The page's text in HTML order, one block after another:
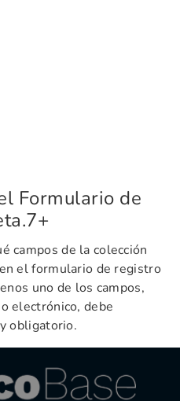
Formulario de
campos de la colección
el formulario de registro
uno de los campos,
electrónico, debe
obligatorio.